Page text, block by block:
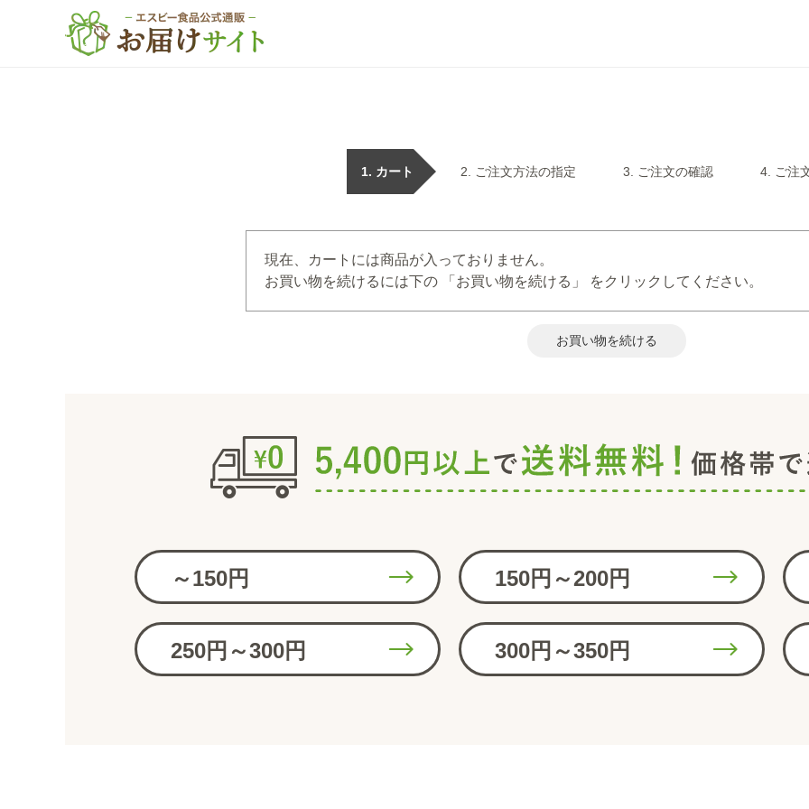
カート ご注文方法の指定 ご注文の確認 ご注
現在、カートには商品が入っておりません。
お買い物を続けるには下の 「お買い物を続ける」 をクリックしてください。
～150円 150円～200円
250円～300円 300円～350円